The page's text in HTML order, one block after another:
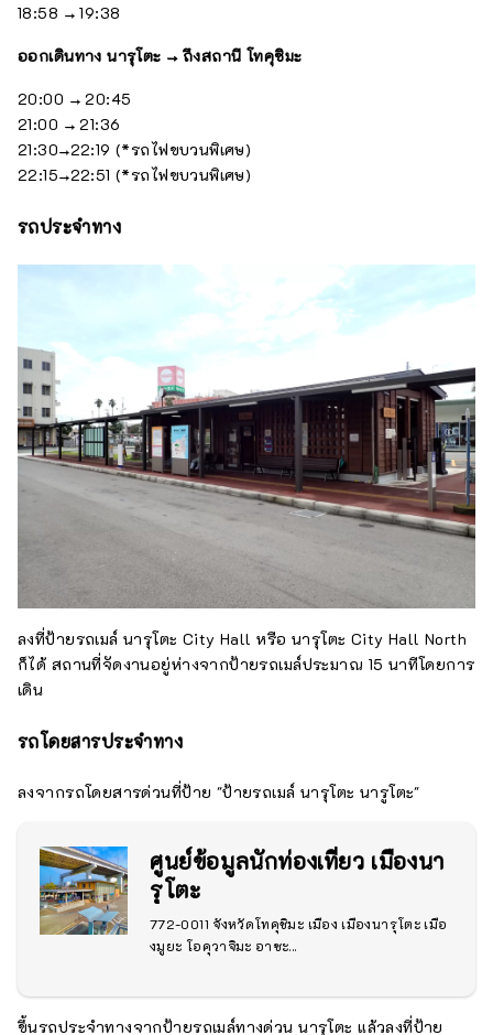
18:58 → 19:38
ออกเดินทาง นารุโตะ → ถึงสถานี โทคุชิมะ
20:00 → 20:45
21:00 → 21:36
21:30→22:19 (*รถไฟขบวนพิเศษ)
22:15→22:51 (*รถไฟขบวนพิเศษ)
รถประจำทาง
ลงที่ป้ายรถเมล์ นารุโตะ City Hall หรือ นารุโตะ City Hall North
ก็ได้ สถานที่จัดงานอยู่ห่างจากป้ายรถเมล์ประมาณ 15 นาทีโดยการ
เดิน
รถโดยสารประจำทาง
ลงจากรถโดยสารด่วนที่ป้าย "ป้ายรถเมล์ นารุโตะ นารูโตะ"
ศูนย์ข้อมูลนักท่องเที่ยว เมืองนา
รุโตะ
772-0011 จังหวัดโทคุชิมะ เมือง เมืองนารุโตะ เมือ
งมูยะ โอคุวาจิมะ อาซะ...
ขึ้นรถประจำทางจากป้ายรถเมล์ทางด่วน นารุโตะ แล้วลงที่ป้าย